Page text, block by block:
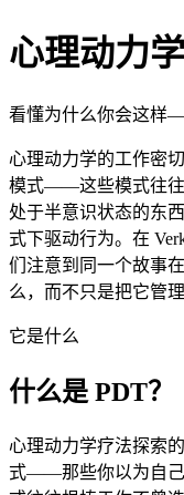
心理动力
看懂为什么你会这样
心理动力学的工作密
模式——这些模式往
处于半意识状态的东
式下驱动行为。在
们注意到同一个故事
么，而不只是把它管理
它是什么
什么是 PDT？
心理动力学疗法探索
式——那些你以为自己